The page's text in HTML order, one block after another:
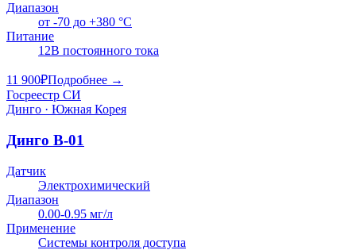
Диапазон
от -70 до +380 °C
Питание
12В постоянного тока
11 900₽Подробнее →
Госреестр СИ
Динго · Южная Корея
Динго В-01
Датчик
Электрохимический
Диапазон
0.00-0.95 мг/л
Применение
Системы контроля доступа